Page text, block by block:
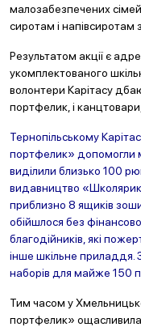
малозабезпечених
сиротам і напівсиротам
Результатом акції є
укомплектованого
волонтери Карітасу
портфелик, і
Тернопільському
портфелик» допомогли
виділили близько 100
видавництво
приблизно 8 ящиків
обійшлося без
благодійників, які
інше шкільне приладдя.
наборів для майже 150
Тим часом у
портфелик»